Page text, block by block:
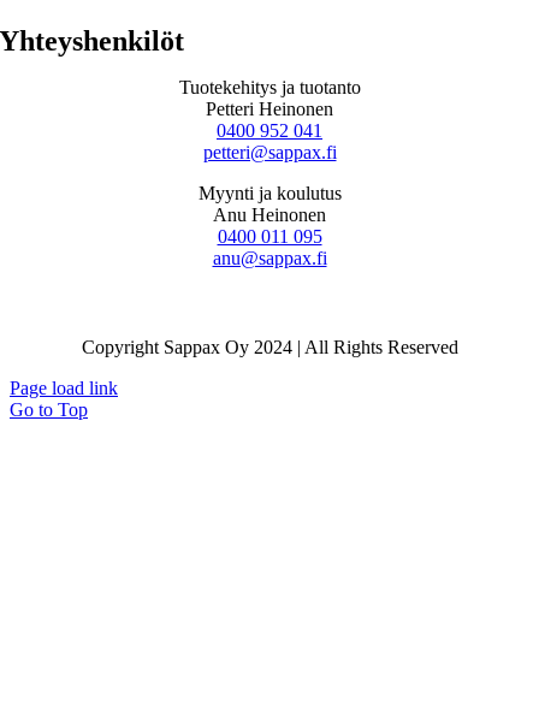
Yhteyshenkilöt
Tuotekehitys ja tuotanto
Petteri Heinonen
0400 952 041
petteri@sappax.fi
Myynti ja koulutus
Anu Heinonen
0400 011 095
anu@sappax.fi
Copyright Sappax Oy 2024 | All Rights Reserved
Page load link
Go to Top